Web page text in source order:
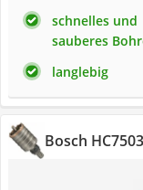
schnelles und
sauberes
langlebig
Bosch HC7503